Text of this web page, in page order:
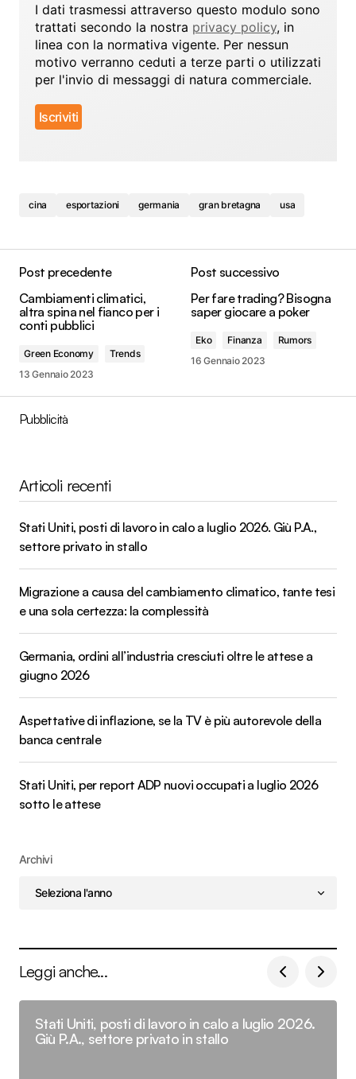
I dati trasmessi attraverso questo modulo sono
trattati secondo la nostra privacy policy, in
linea con la normativa vigente. Per nessun
motivo verranno ceduti a terze parti o utilizzati
per l'invio di messaggi di natura commerciale.
cina esportazioni germania gran bretagna usa
Post precedente
Cambiamenti climatici,
altra spina nel fianco per i
conti pubblici
Green Economy
Trends
13 Gennaio 2023
Post successivo
Per fare trading? Bisogna
saper giocare a poker
Eko Finanza
Rumors
16 Gennaio 2023
Pubblicità
Articoli recenti
Stati Uniti, posti di lavoro in calo a luglio 2026. Giù P.A.,
settore privato in stallo
Migrazione a causa del cambiamento climatico, tante tesi
e una sola certezza: la complessità
Germania, ordini all’industria cresciuti oltre le attese a
giugno 2026
Aspettative di inflazione, se la TV è più autorevole della
banca centrale
Stati Uniti, per report ADP nuovi occupati a luglio 2026
sotto le attese
Archivi
Leggi anche...
Stati Uniti, posti di lavoro in calo a luglio 2026.
Giù P.A., settore privato in stallo